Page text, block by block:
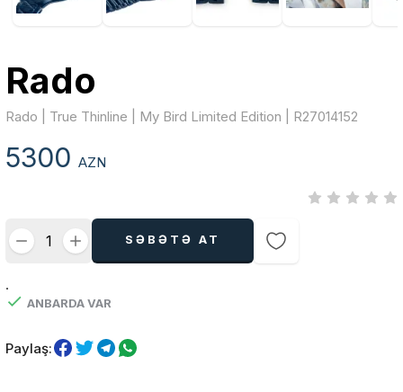
Rado
Rado | True Thinline | My Bird Limited Edition | R27014152
5300AZN
SƏBƏTƏ AT
.
ANBARDA VAR
Paylaş: